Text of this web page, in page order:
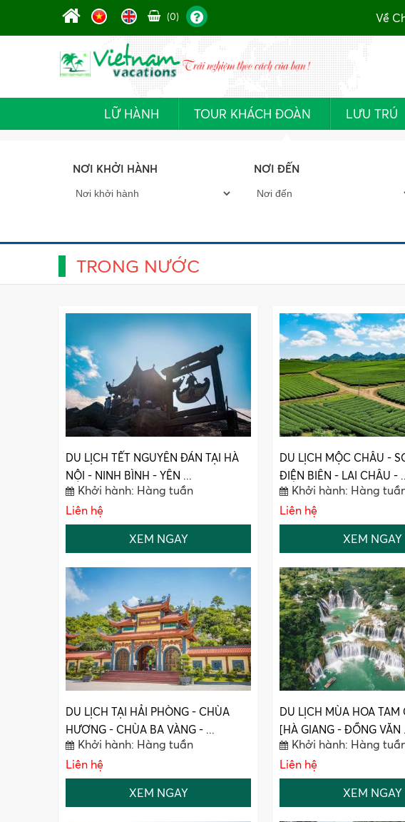
(0) Về
LỮ HÀNH TOUR KHÁCH ĐOÀN LƯU TRÚ
NƠI KHỞI HÀNH NƠI ĐẾN
TRONG NƯỚC
DU LỊCH TẾT NGUYÊN ĐÁN TẠI HÀ
NỘI - NINH BÌNH - YÊN ...
Khởi hành: Hàng tuần
Liên hệ
XEM NGAY
DU LỊCH MỘC CHÂU -
ĐIỆN BIÊN - LAI CHÂU -
Khởi hành: Hàng
Liên hệ
XEM NGAY
DU LỊCH TẠI HẢI PHÒNG - CHÙA
HƯƠNG - CHÙA BA VÀNG - ...
Khởi hành: Hàng tuần
Liên hệ
XEM NGAY
DU LỊCH MÙA HOA TAM
[HÀ GIANG - ĐỒNG VĂN
Khởi hành: Hàng
Liên hệ
XEM NGAY